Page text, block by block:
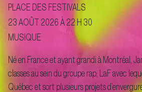
MUSIQUE
PLACE DES FESTIVALS
Né en France et ayant grandi à Montréal,
classes au sein du groupe rap; LaF avec
Québec et sort plusieurs projets
23 AOÛT 2026 À 22 H 30